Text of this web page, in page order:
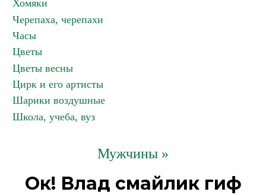
Хомяки
Черепаха, черепахи
Часы
Цветы
Цветы весны
Цирк и его артисты
Шарики воздушные
Школа, учеба, вуз
Мужчины »
Ок! Влад смайлик гиф